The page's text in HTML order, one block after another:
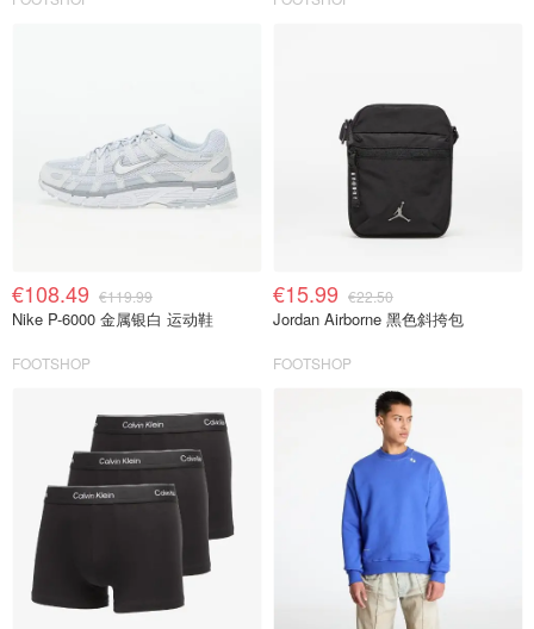
€108.49 €119.99
Nike P-6000 金属银白 运动鞋
FOOTSHOP
€15.99 €22.50
Jordan Airborne 黑色斜挎包
FOOTSHOP